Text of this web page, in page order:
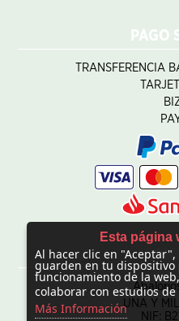
PAGO
TRANSFERENCIA
UNA Y MIL
NIF:
Esta página
Al hacer clic en
guarden en tu dispositivo
funcionamiento de la
colaborar con estudios
Más Información